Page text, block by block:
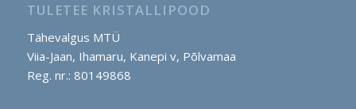
TULETEE KRISTALLIPOOD
Tähevalgus MTÜ
Viia-Jaan, Ihamaru, Kanepi v, Põlvamaa
Reg. nr.: 80149868